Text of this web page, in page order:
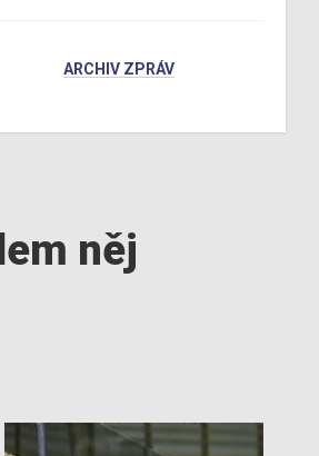
ARCHIV ZPRÁV
něj